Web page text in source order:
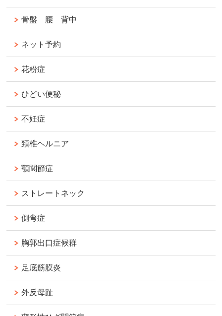
骨盤 腰 背中
ネット予約
花粉症
ひどい便秘
不妊症
頚椎ヘルニア
顎関節症
ストレートネック
側弯症
胸郭出口症候群
足底筋膜炎
外反母趾